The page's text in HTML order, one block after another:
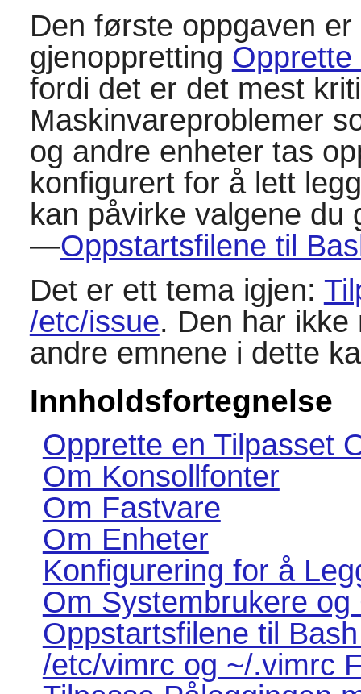
Den første oppgaven
gjenoppretting Opprette
fordi det er det mest
Maskinvareproblemer
og andre enheter tas
konfigurert for å lett
kan påvirke valgene
—Oppstartsfilene til
Det er ett tema igjen:
/etc/issue. Den har
andre emnene i dette
Innholdsfortegnelse
Opprette en Tilpasset
Om Konsollfonter
Om Fastvare
Om Enheter
Konfigurering for å
Om Systembrukere og
Oppstartsfilene til
/etc/vimrc og ~/.vimrc